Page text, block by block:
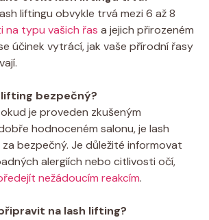
liftingu ​obvykle trvá mezi 6 až 8
na typu vašich řas a jejich přirozeném
účinek ​vytrácí,​ jak vaše⁢ přírodní řasy
lifting bezpečný?
je proveden‌ zkušeným
hodnoceném ‌salonu, je lash
bezpečný. Je⁣ důležité informovat
alergiích nebo⁣ citlivosti očí,
nežádoucím reakcím.
na ⁤lash lifting?